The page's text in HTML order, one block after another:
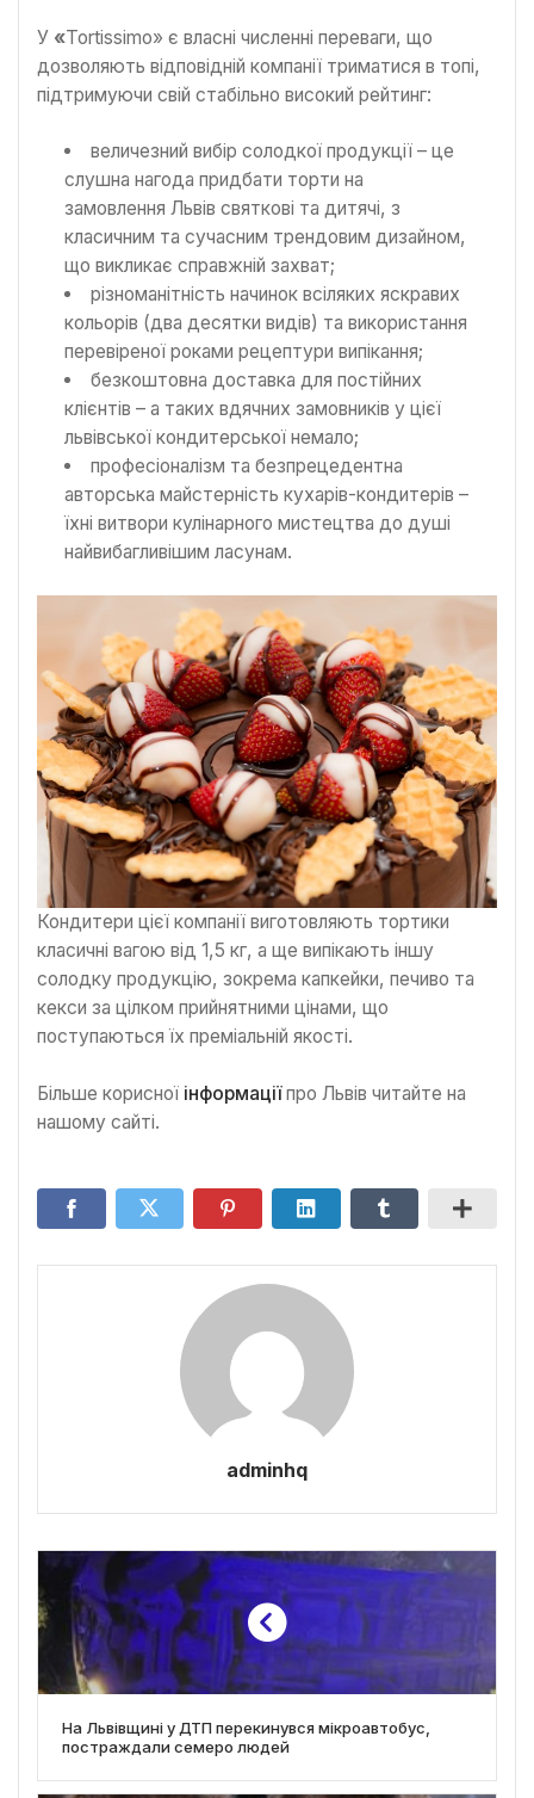
У «Tortissimo» є власні численні переваги, що
дозволяють відповідній компанії триматися в топі,
підтримуючи свій стабільно високий рейтинг:
величезний вибір солодкої продукції – це
слушна нагода придбати торти на
замовлення Львів святкові та дитячі, з
класичним та сучасним трендовим дизайном,
що викликає справжній захват;
різноманітність начинок всіляких яскравих
кольорів (два десятки видів) та використання
перевіреної роками рецептури випікання;
безкоштовна доставка для постійних
клієнтів – а таких вдячних замовників у цієї
львівської кондитерської немало;
професіоналізм та безпрецедентна
авторська майстерність кухарів-кондитерів –
їхні витвори кулінарного мистецтва до душі
найвибагливішим ласунам.
Кондитери цієї компанії виготовляють тортики
класичні вагою від 1,5 кг, а ще випікають іншу
солодку продукцію, зокрема капкейки, печиво та
кекси за цілком прийнятними цінами, що
поступаються їх преміальній якості.
Більше корисної інформаціїпро Львів читайте на
нашому сайті.
adminhq
На Львівщині у ДТП перекинувся мікроавтобус,
постраждали семеро людей